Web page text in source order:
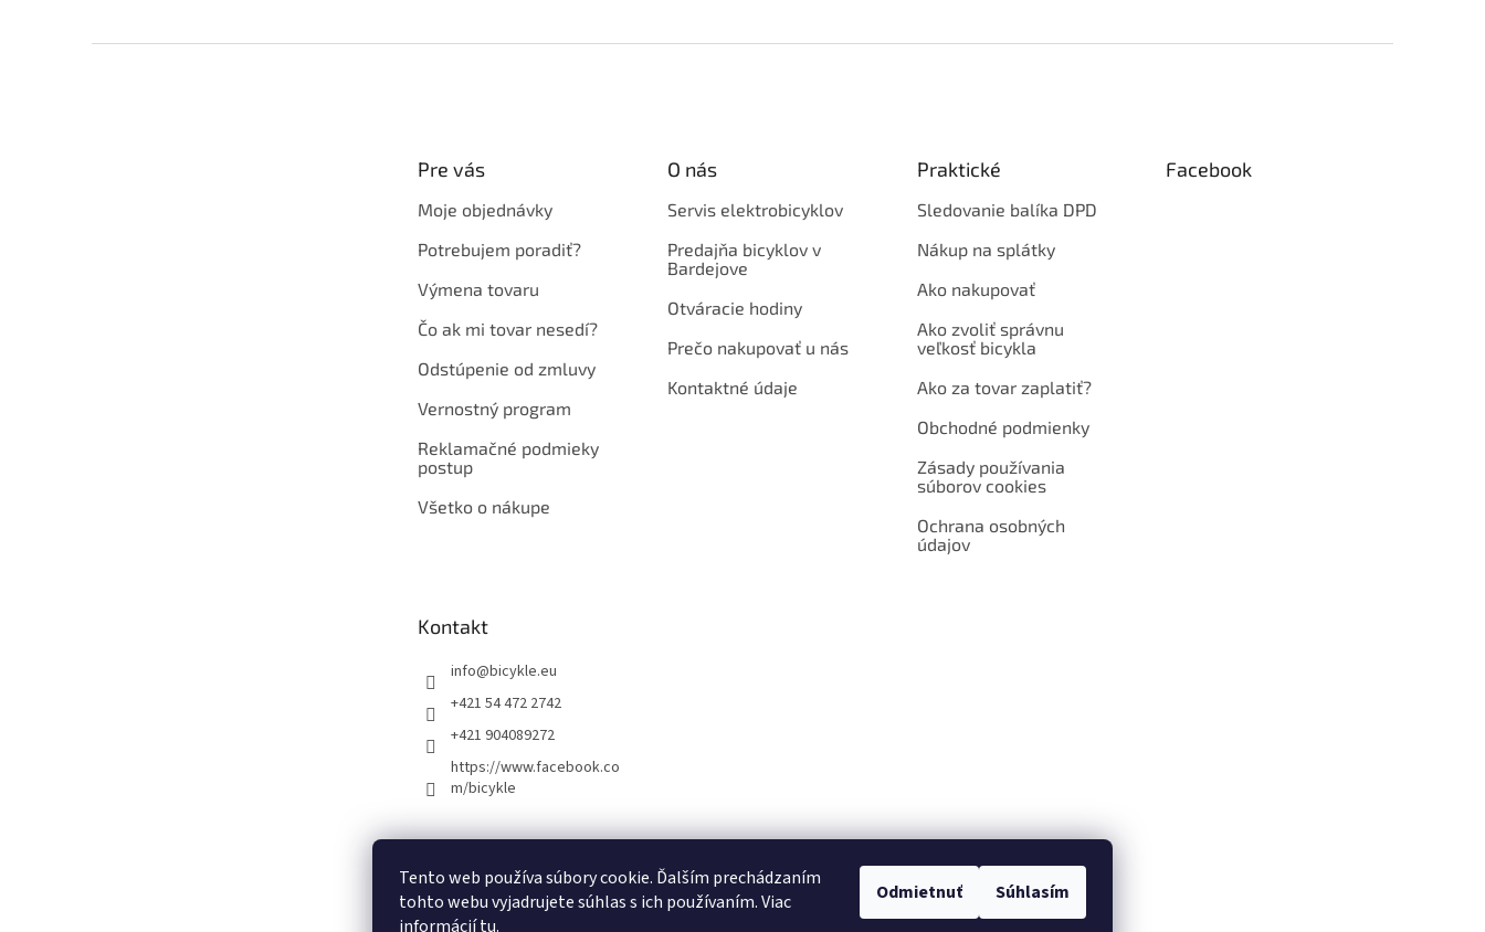
Tento web používa súbory cookie. Ďalším prechádzaním
tohto webu vyjadrujete súhlas s ich používaním. Viac
informáciítu.
Odmietnuť Súhlasím
Pre vás
Moje objednávky
Potrebujem poradiť?
Výmena tovaru
Čo ak mi tovar nesedí?
Odstúpenie od zmluvy
Vernostný program
Reklamačné podmieky
postup
Všetko o nákupe
O nás
Servis elektrobicyklov
Predajňa bicyklov v
Bardejove
Otváracie hodiny
Prečo nakupovať u nás
Kontaktné údaje
Praktické
Sledovanie balíka DPD
Nákup na splátky
Ako nakupovať
Ako zvoliť správnu
veľkosť bicykla
Ako za tovar zaplatiť?
Obchodné podmienky
Zásady používania
súborov cookies
Ochrana osobných
údajov
Facebook
Kontakt
info@bicykle.eu
+421 54 472 2742
+421 904089272
https://www.facebook.co
m/bicykle